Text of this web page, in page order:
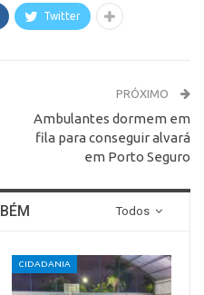
Twitter
PRÓXIMO
Ambulantes dormem em
fila para conseguir alvará
em Porto Seguro
Todos
CIDADANIA